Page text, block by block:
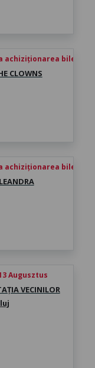
achiziționarea biletului
CLOWNS
achiziționarea biletului
Augusztus
VECINILOR